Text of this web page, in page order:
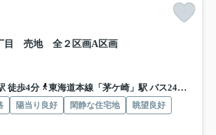
目 売地 全２区画A区画
徒歩4分
東海道本線「茅ケ崎」駅 バス24分 神奈川中央交通「みずき四丁目（神奈川県）」 停歩3分
陽当り良好 閑静な住宅地
眺望良好